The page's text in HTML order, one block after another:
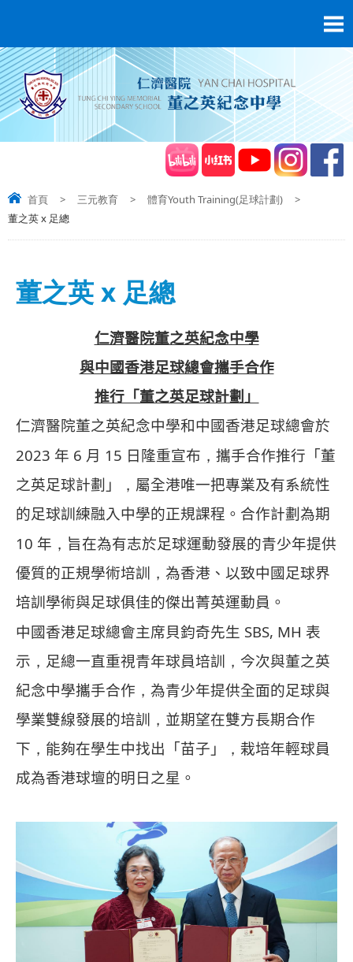
首頁 > 三元教育 > 體育Youth Training(足球計劃)
>
董之英 x 足總
董之英 x 足總
仁濟醫院董之英紀念中學
與中國香港足球總會攜手合作
推行「董之英足球計劃」
仁濟醫院董之英紀念中學和中國香港足球總會於
2023 年 6 月 15 日隆重宣布 ， 攜手合作推行「董
之英足球計劃」
， 屬全港唯一把專業及有系統性
的足球訓練融入中學的正規課程。合作計劃為期
10 年 ， 旨在為有志於足球運動發展的青少年提供
優質的正規學術培訓
， 為香港、以致中國足球界
培訓學術與足球俱佳的傑出菁英運動員。
中國香港足球總會主席貝鈞奇先生 SBS, MH 表
示 ， 足總一直重視青年球員培訓 ， 今次與董之英
紀念中學攜手合作 ， 為青少年提供全面的足球與
學業雙線發展的培訓
， 並期望在雙方長期合作
下 ， 能夠在學生中找出「苗子」 ， 栽培年輕球員
成為香港球壇的明日之星。